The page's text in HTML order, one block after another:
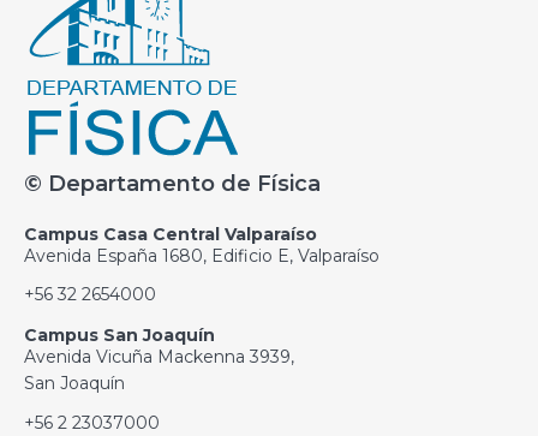
© Departamento de Física
Campus Casa Central Valparaíso
Avenida España 1680, Edificio E, Valparaíso
+56 32 2654000
Campus San Joaquín
Avenida Vicuña Mackenna 3939,
San Joaquín
+56 2 23037000